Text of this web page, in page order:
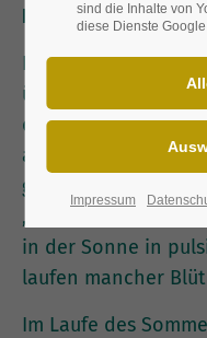
Blattfärbung sind
Rundherum ist der
überall grünt und
doch was den Blick
ausgerechnet die
gerade erst
‚Chocolate Wings‘ (
in der Sonne in
laufen mancher
Im Laufe des
sind die Inhalte von
diese Dienste
Impressum